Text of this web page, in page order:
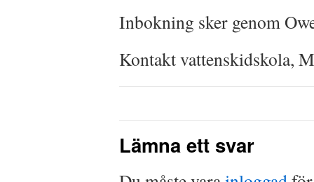
Inbokning sker genom
Kontakt vattenskidskola,
Lämna ett svar